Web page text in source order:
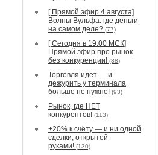
[ Прямой эфир 4 августа]
Волны Вульфа: где деньги
на самом деле? (77)
[ Сегодня в 19:00 МСК]
Прямой эфир про рынок
без конкуренции! (88)
Торговля идёт — и
дежурить у терминала
больше не нужно! (93)
Рынок, где НЕТ
конкурентов! (113)
+20% к счёту — и ни одной
сделки, открытой
руками! (130)